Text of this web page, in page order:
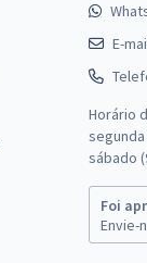
E-
Horário
segunda
sábado
Foi
Envie-